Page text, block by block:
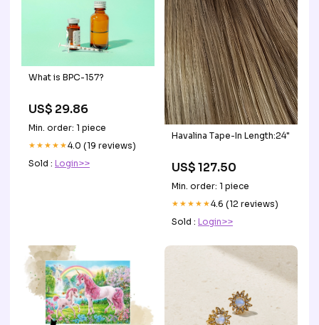
What is BPC-157?
US$ 29.86
Min. order: 1 piece
★★★★★4.0 (19 reviews)
Sold : Login>>
Havalina Tape-In Length:24"
US$ 127.50
Min. order: 1 piece
★★★★★4.6 (12 reviews)
Sold : Login>>